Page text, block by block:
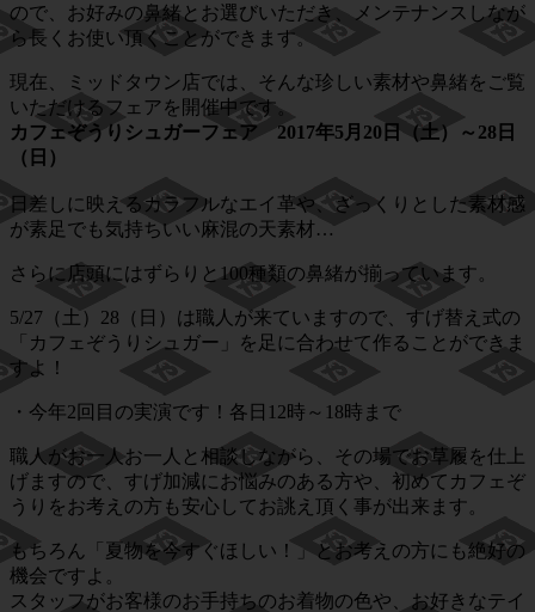
ので、お好みの鼻緒とお選びいただき、メンテナンスしなが
ら長くお使い頂くことができます。
現在、ミッドタウン店では、そんな珍しい素材や鼻緒をご覧
いただけるフェアを開催中です。
カフェぞうりシュガーフェア 2017年5月20日（土）～28日
（日）
日差しに映えるカラフルなエイ革や、ざっくりとした素材感
が素足でも気持ちいい麻混の天素材…
さらに店頭にはずらりと100種類の鼻緒が揃っています。
5/27（土）28（日）は職人が来ていますので、すげ替え式の
「カフェぞうりシュガー」を足に合わせて作ることができま
すよ！
・今年2回目の実演です！各日12時～18時まで
職人がお一人お一人と相談しながら、その場でお草履を仕上
げますので、すげ加減にお悩みのある方や、初めてカフェぞ
うりをお考えの方も安心してお誂え頂く事が出来ます。
もちろん「夏物を今すぐほしい！」とお考えの方にも絶好の
機会ですよ。
スタッフがお客様のお手持ちのお着物の色や、お好きなテイ